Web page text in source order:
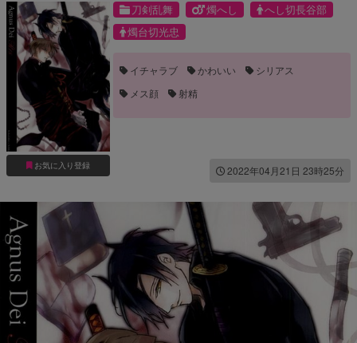
お気に入り登録
刀剣乱舞 燭へし
へし切長谷部
燭台切光忠
イチャラブ かわいい
シリアス
メス顔
射精
2022年04月21日 23時25分